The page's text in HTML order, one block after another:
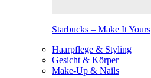
Starbucks – Make It Yours
Haarpflege & Styling
Gesicht & Körper
Make-Up & Nails